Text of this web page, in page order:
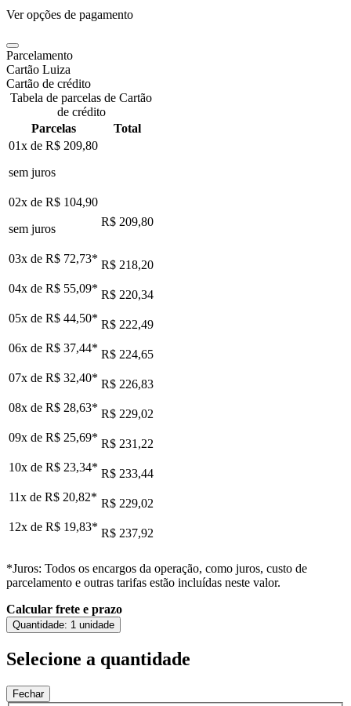
Ver opções de pagamento
Parcelamento
Cartão Luiza
Cartão de crédito
Tabela de parcelas de Cartão
de crédito
Parcelas
Total
01x de R$ 209,80
sem juros
02x de R$ 104,90
sem juros
R$ 209,80
03x de R$ 72,73* R$ 218,20
04x de R$ 55,09* R$ 220,34
05x de R$ 44,50* R$ 222,49
06x de R$ 37,44* R$ 224,65
07x de R$ 32,40* R$ 226,83
08x de R$ 28,63* R$ 229,02
09x de R$ 25,69* R$ 231,22
10x de R$ 23,34* R$ 233,44
11x de R$ 20,82* R$ 229,02
12x de R$ 19,83* R$ 237,92
*Juros: Todos os encargos da operação, como juros, custo de
parcelamento e outras tarifas estão incluídas neste valor.
Calcular frete e prazo
Quantidade: 1 unidade
Selecione a quantidade
Fechar